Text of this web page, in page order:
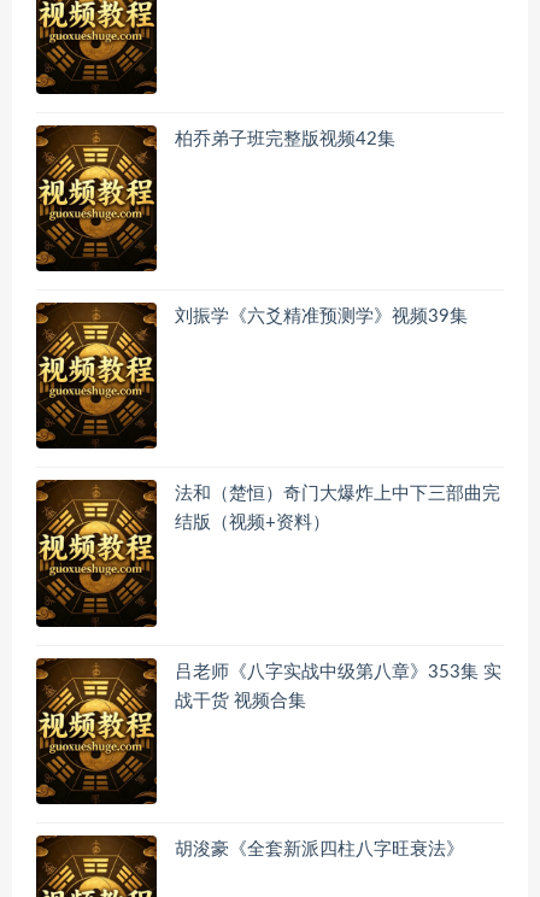
柏乔弟子班完整版视频42集
刘振学《六爻精准预测学》视频39集
法和（楚恒）奇门大爆炸上中下三部曲完
结版（视频+资料）
吕老师《八字实战中级第八章》353集 实
战干货 视频合集
胡浚豪《全套新派四柱八字旺衰法》